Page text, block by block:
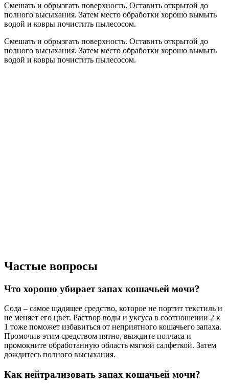
Смешать и обрызгать поверхность. Оставить открытой до
полного высыхания. Затем место обработки хорошо вымыть
водой и ковры почистить пылесосом.
Смешать и обрызгать поверхность. Оставить открытой до
полного высыхания. Затем место обработки хорошо вымыть
водой и ковры почистить пылесосом.
Частые вопросы
Что хорошо убирает запах кошачьей мочи?
Сода – самое щадящее средство, которое не портит текстиль и
не меняет его цвет. Раствор воды и уксуса в соотношении 2 к
1 тоже поможет избавиться от неприятного кошачьего запаха.
Промочив этим средством пятно, выждите полчаса и
промокните обработанную область мягкой салфеткой. Затем
дождитесь полного высыхания.
Как нейтрализовать запах кошачьей мочи?